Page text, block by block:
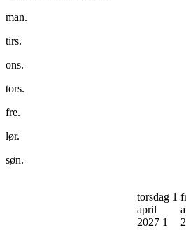
man.
tirs.
ons.
tors.
fre.
lør.
søn.
torsdag 1
april
2027 1